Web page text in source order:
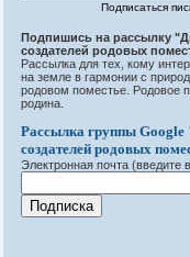
Подписаться
Подпишись на рассылку
создателей родовых
Рассылка для тех, кому
на земле в гармонии с
родовом поместье. Родовое
родина.
Рассылка группы
создателей родовых
Электронная почта (введите